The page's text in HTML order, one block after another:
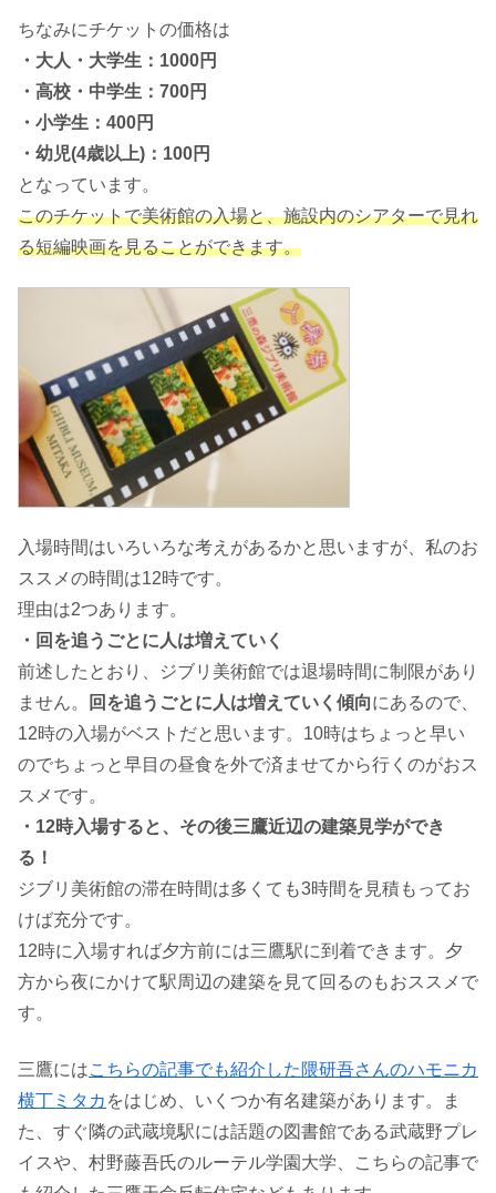
ちなみにチケットの価格は
・大人・大学生：1000円
・高校・中学生：700円
・小学生：400円
・幼児(4歳以上)：100円
となっています。
このチケットで美術館の入場と、施設内のシアターで見れ
る短編映画を見ることができます。
入場時間はいろいろな考えがあるかと思いますが、私のお
ススメの時間は12時です。
理由は2つあります。
・回を追うごとに人は増えていく
前述したとおり、ジブリ美術館では退場時間に制限があり
ません。
回を追うごとに人は増えていく傾向にあるので、
12時の入場がベストだと思います。10時はちょっと早い
のでちょっと早目の昼食を外で済ませてから行くのがおス
スメです。
・12時入場すると、その後三鷹近辺の建築見学ができ
る！
ジブリ美術館の滞在時間は多くても3時間を見積もってお
けば充分です。
12時に入場すれば夕方前には三鷹駅に到着できます。夕
方から夜にかけて駅周辺の建築を見て回るのもおススメで
す。
三鷹にはこちらの記事でも紹介した隈研吾さんのハモニカ
横丁ミタカ をはじめ、いくつか有名建築があります。ま
た、すぐ隣の武蔵境駅には話題の図書館である武蔵野プレ
イスや、村野藤吾氏のルーテル学園大学、こちらの記事で